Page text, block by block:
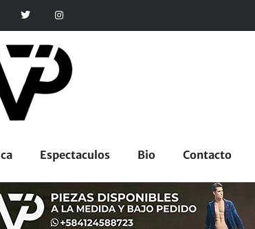
Espectaculos Bio Contacto